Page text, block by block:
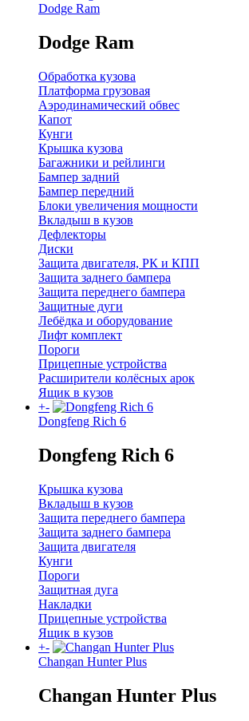
Dodge Ram
Dodge Ram
Обработка кузова
Платформа грузовая
Аэродинамический обвес
Капот
Кунги
Крышка кузова
Багажники и рейлинги
Бампер задний
Бампер передний
Блоки увеличения мощности
Вкладыш в кузов
Дефлекторы
Диски
Защита двигателя, РК и КПП
Защита заднего бампера
Защита переднего бампера
Защитные дуги
Лебёдка и оборудование
Лифт комплект
Пороги
Прицепные устройства
Расширители колёсных арок
Ящик в кузов
+-
Dongfeng Rich 6
Dongfeng Rich 6
Крышка кузова
Вкладыш в кузов
Защита переднего бампера
Защита заднего бампера
Защита двигателя
Кунги
Пороги
Защитная дуга
Накладки
Прицепные устройства
Ящик в кузов
+-
Changan Hunter Plus
Changan Hunter Plus